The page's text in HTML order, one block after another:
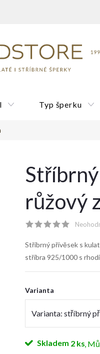
Typ šperku
poukazy
růžový
Stříbrný přívěsek s
stříbra 925/1000 s
Varianta
Skladem 2 ks